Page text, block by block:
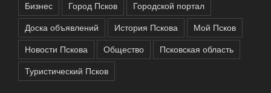
Бизнес Город Псков
Городской портал
Доска объявлений
История Пскова
Мой Псков
Новости Пскова
Общество
Псковская область
Туристический Псков